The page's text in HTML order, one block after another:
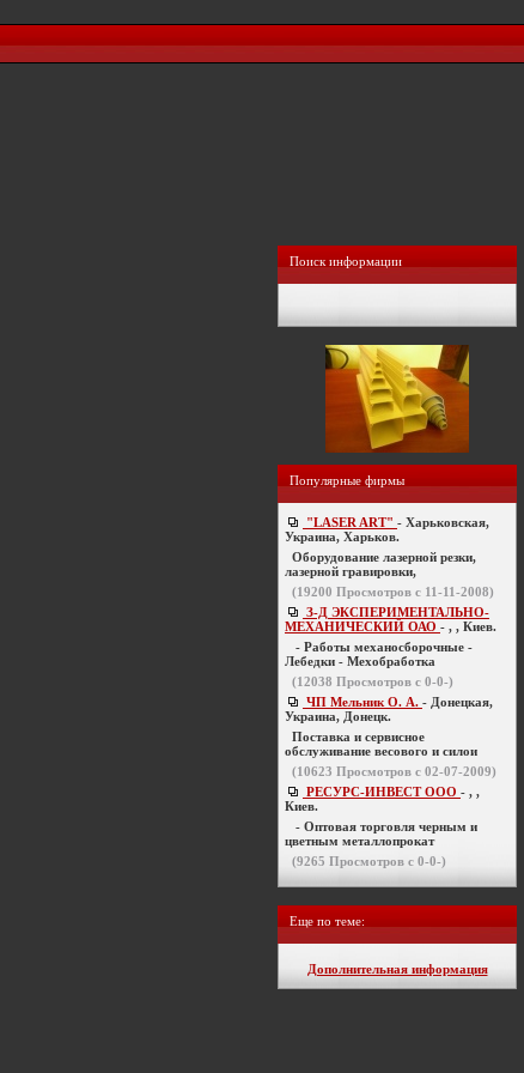
Поиск информации
Популярные фирмы
"LASER ART" - Харьковская,
Украина, Харьков.
Оборудование лазерной резки,
лазерной гравировки,
(19200 Просмотров с 11-11-2008)
З-Д ЭКСПЕРИМЕНТАЛЬНО-
МЕХАНИЧЕСКИЙ ОАО - , , Киев.
- Работы механосборочные -
Лебедки - Мехобработка
(12038 Просмотров с 0-0-)
ЧП Мельник О. А. - Донецкая,
Украина, Донецк.
Поставка и сервисное
обслуживание весового и силои
(10623 Просмотров с 02-07-2009)
РЕСУРС-ИНВЕСТ ООО - , ,
Киев.
- Оптовая торговля черным и
цветным металлопрокат
(9265 Просмотров с 0-0-)
Еще по теме:
Дополнительная информация